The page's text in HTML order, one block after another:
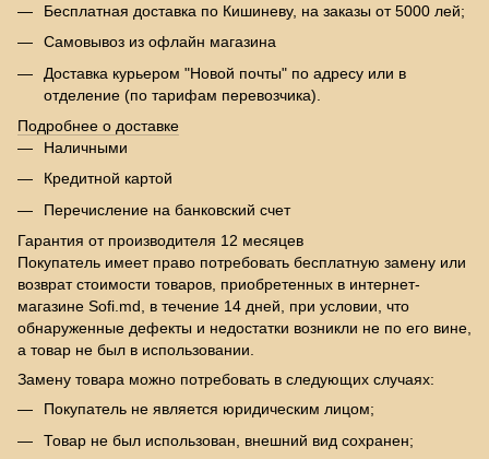
Бесплатная доставка по Кишиневу, на заказы от 5000 лей;
Самовывоз из офлайн магазина
Доставка курьером "Новой почты" по адресу или в
отделение (по тарифам перевозчика).
Подробнее о доставке
Наличными
Кредитной картой
Перечисление на банковский счет
Гарантия от производителя 12 месяцев
Покупатель имеет право потребовать бесплатную замену или
возврат стоимости товаров, приобретенных в интернет-
магазине Sofi.md, в течение 14 дней, при условии, что
обнаруженные дефекты и недостатки возникли не по его вине,
а товар не был в использовании.
Замену товара можно потребовать в следующих случаях:
Покупатель не является юридическим лицом;
Товар не был использован, внешний вид сохранен;